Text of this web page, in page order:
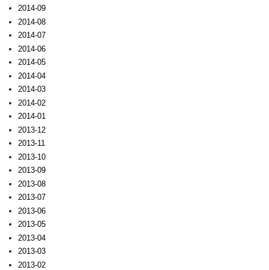
2014-09
2014-08
2014-07
2014-06
2014-05
2014-04
2014-03
2014-02
2014-01
2013-12
2013-11
2013-10
2013-09
2013-08
2013-07
2013-06
2013-05
2013-04
2013-03
2013-02